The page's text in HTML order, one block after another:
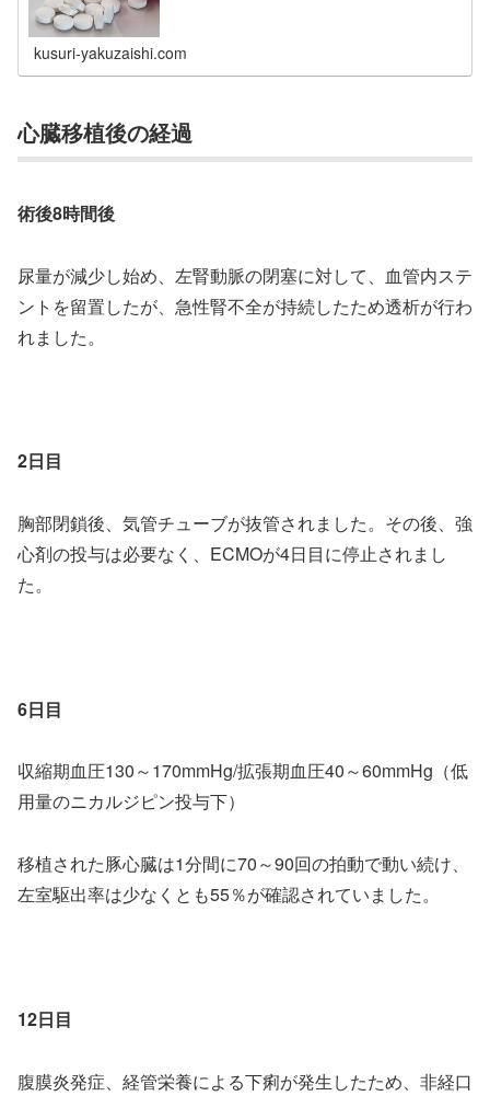
kusuri-yakuzaishi.com
心臓移植後の経過
術後8時間後
尿量が減少し始め、左腎動脈の閉塞に対して、血管内ステ
ントを留置したが、急性腎不全が持続したため透析が行わ
れました。
2日目
胸部閉鎖後、気管チューブが抜管されました。その後、強
心剤の投与は必要なく、ECMOが4日目に停止されまし
た。
6日目
収縮期血圧130～170mmHg/拡張期血圧40～60mmHg（低
用量のニカルジピン投与下）
移植された豚心臓は1分間に70～90回の拍動で動い続け、
左室駆出率は少なくとも55％が確認されていました。
12日目
腹膜炎発症、経管栄養による下痢が発生したため、非経口